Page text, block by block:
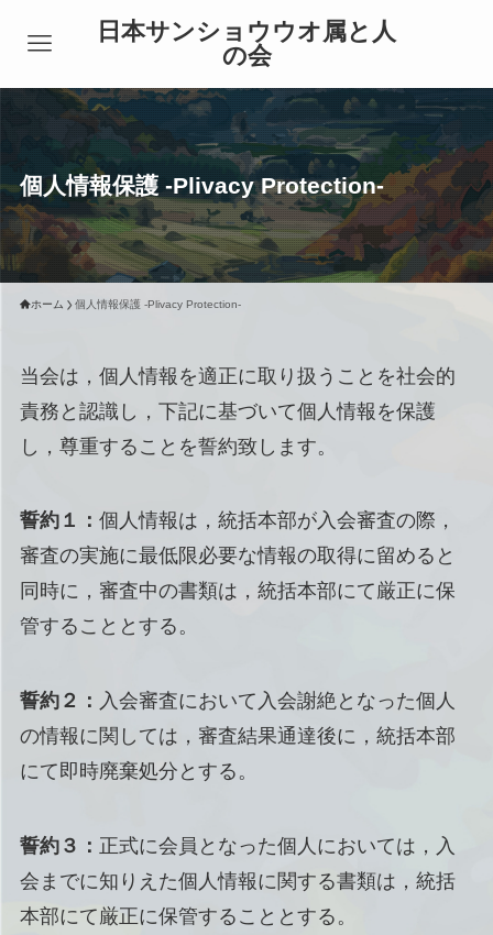
日本サンショウウオ属と人
の会
個人情報保護 -Plivacy Protection-
ホーム 個人情報保護 -Plivacy Protection-
当会は，個人情報を適正に取り扱うことを社会的
責務と認識し，下記に基づいて個人情報を保護
し，尊重することを誓約致します。
誓約１： 個人情報は，統括本部が入会審査の際，
審査の実施に最低限必要な情報の取得に留めると
同時に，審査中の書類は，統括本部にて厳正に保
管することとする。
誓約２： 入会審査において入会謝絶となった個人
の情報に関しては，審査結果通達後に，統括本部
にて即時廃棄処分とする。
誓約３： 正式に会員となった個人においては，入
会までに知りえた個人情報に関する書類は，統括
本部にて厳正に保管することとする。